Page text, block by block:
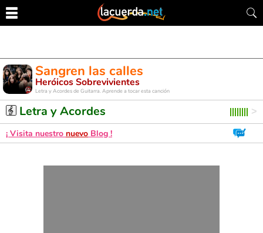
Sangren las calles
Heróicos Sobrevivientes
Letra y Acordes de Guitarra. Aprende a tocar esta canción
Letra y Acordes
¡ Visita nuestro nuevo Blog !